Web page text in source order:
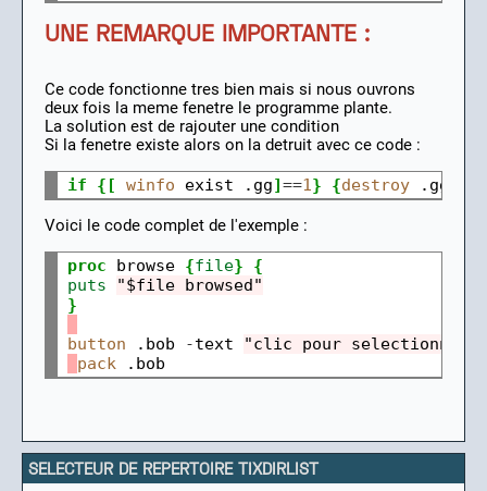
UNE REMARQUE IMPORTANTE :
Ce code fonctionne tres bien mais si nous ouvrons
deux fois la meme fenetre le programme plante.
La solution est de rajouter une condition
Si la fenetre existe alors on la detruit avec ce code :
if {[ winfo exist .gg]==1} {destroy .gg
Voici le code complet de l'exemple :
proc browse {file}
{
puts
"$file browsed"
}
button .bob -text
"clic pour selectionner
pack
SELECTEUR DE REPERTOIRE TIXDIRLIST